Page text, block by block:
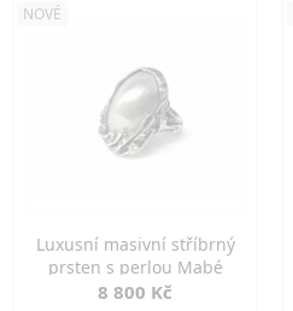
NOVÉ
Luxusní masivní stříbrný
prsten s perlou Mabé
8 800 Kč